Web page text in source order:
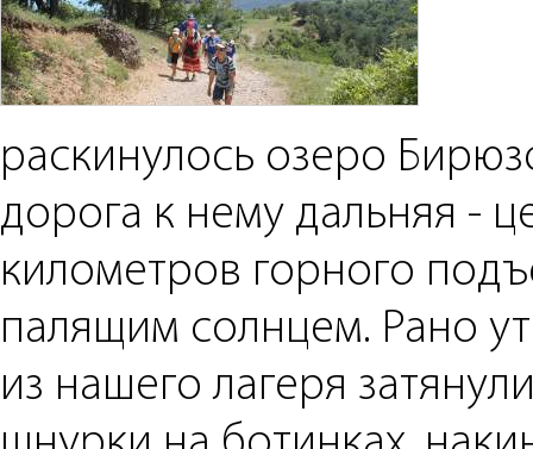
раскинулось озеро
дорога к нему дальняя -
километров горного
палящим солнцем. Рано
из нашего лагеря